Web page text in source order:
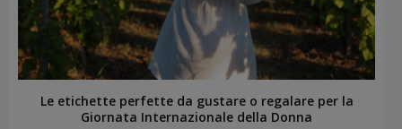
Le etichette perfette da gustare o regalare per la
Giornata Internazionale della Donna